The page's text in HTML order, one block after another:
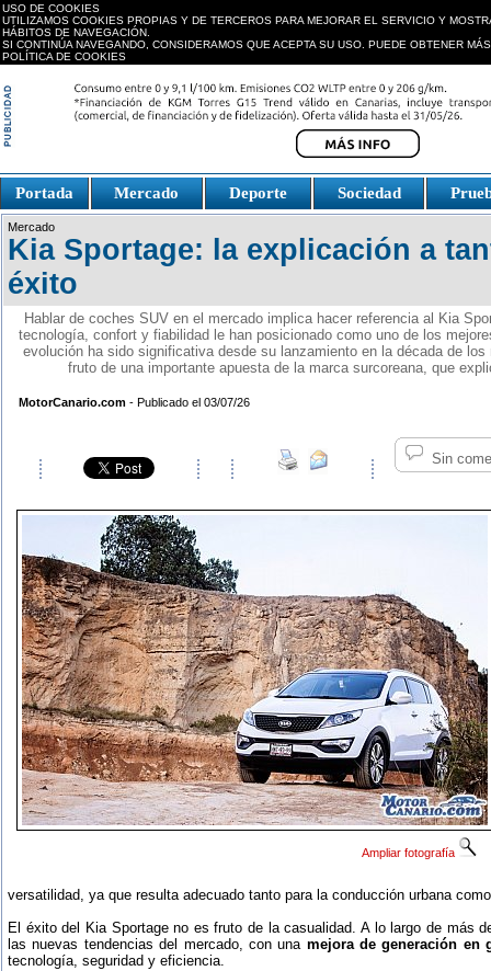
USO DE COOKIES
UTILIZAMOS COOKIES PROPIAS Y DE TERCEROS PARA MEJORAR EL SERVICIO Y
HÁBITOS DE NAVEGACIÓN.
SI CONTINÚA NAVEGANDO, CONSIDERAMOS QUE ACEPTA SU USO. PUEDE OBTENER
POLÍTICA DE COOKIES
Portada Mercado Deporte Sociedad
Fake Watches
replica-
watch.is
Mercado
Kia Sportage: la explicación a
éxito
Hablar de coches SUV en el mercado implica hacer referencia al Kia
tecnología, confort y fiabilidad le han posicionado como uno de los
evolución ha sido significativa desde su lanzamiento en la década de
fruto de una importante apuesta de la marca surcoreana, que
MotorCanario.com - Publicado el 03/07/26
Sin
Ampliar fotografía
versatilidad, ya que resulta adecuado tanto para la conducción urbana
El éxito del Kia Sportage no es fruto de la casualidad. A lo largo de más
las nuevas tendencias del mercado, con una mejora de generación en
tecnología, seguridad y eficiencia.